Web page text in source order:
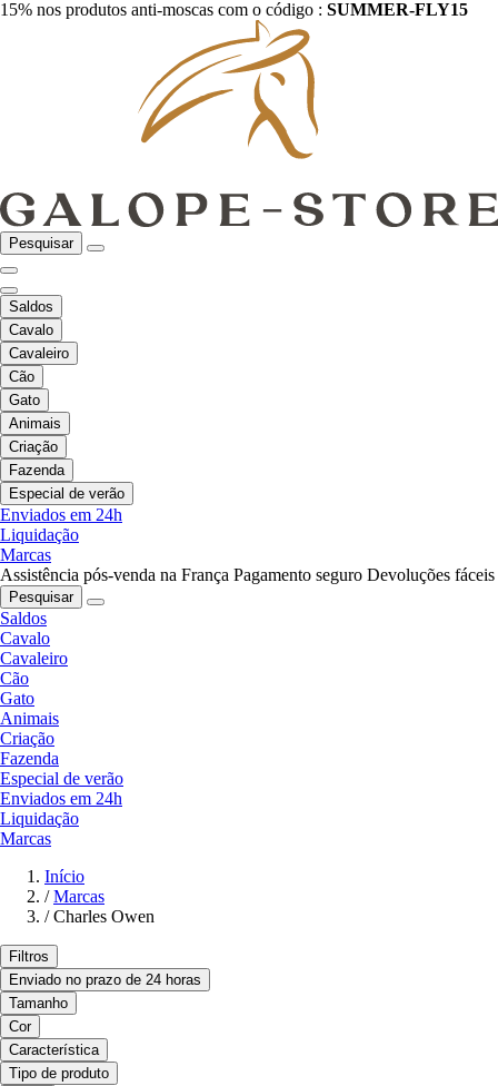
15% nos produtos anti-moscas com o código : SUMMER-FLY15
Pesquisar
Saldos
Cavalo
Cavaleiro
Cão
Gato
Animais
Criação
Fazenda
Especial de verão
Enviados em 24h
Liquidação
Marcas
Assistência pós-venda na França Pagamento seguro Devoluções fáceis
Pesquisar
Saldos
Cavalo
Cavaleiro
Cão
Gato
Animais
Criação
Fazenda
Especial de verão
Enviados em 24h
Liquidação
Marcas
Início
/ Marcas
/ Charles Owen
Filtros
Enviado no prazo de 24 horas
Tamanho
Cor
Característica
Tipo de produto